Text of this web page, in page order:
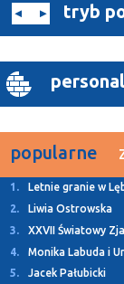
tryb
popularne
1. Letnie granie w
2.
Liwia Ostrowska
3.
XXVII Światowy
4.
Monika Labuda i
5.
Jacek Pałubicki